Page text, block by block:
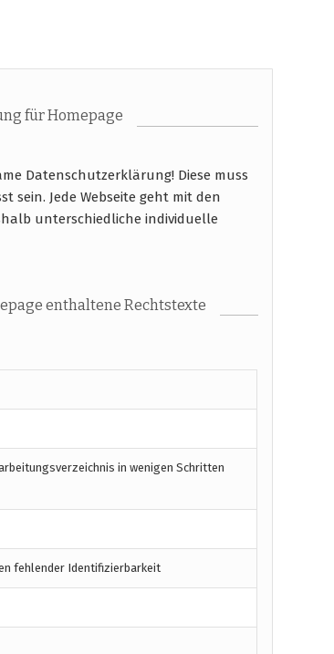
für Homepage
Datenschutzerklärung! Diese muss
sein. Jede Webseite geht mit den
unterschiedliche individuelle
enthaltene Rechtstexte
in wenigen Schritten
fehlender Identifizierbarkeit